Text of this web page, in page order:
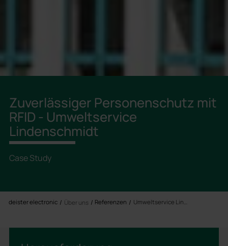
Zuverlässiger Personenschutz mit
RFID - Umweltservice
Lindenschmidt
Case Study
deister electronic Über uns Referenzen